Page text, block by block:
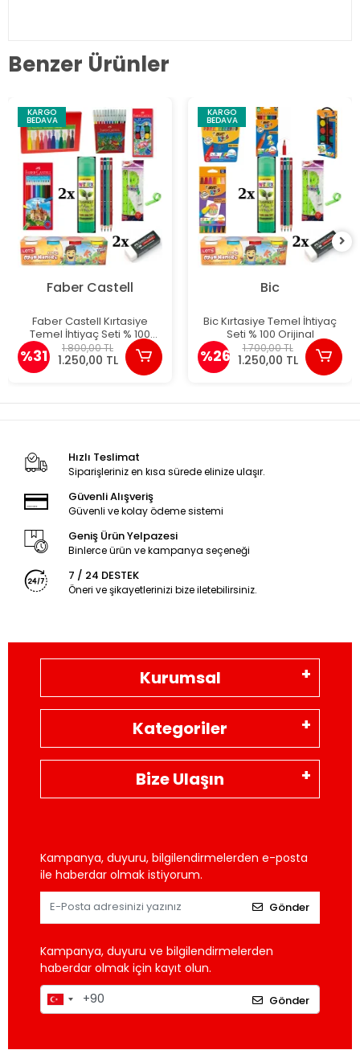
Benzer Ürünler
KARGO
BEDAVA
Faber Castell
Faber Castell Kırtasiye
Temel İhtiyaç Seti % 100
Orijinal
%31 1.800,00 TL
1.250,00 TL
KARGO
BEDAVA
Bic
Bic Kırtasiye Temel İhtiyaç
Seti % 100 Orijinal
%26 1.700,00 TL
1.250,00 TL
Hızlı Teslimat
Siparişleriniz en kısa sürede elinize ulaşır.
Güvenli Alışveriş
Güvenli ve kolay ödeme sistemi
Geniş Ürün Yelpazesi
Binlerce ürün ve kampanya seçeneği
7 / 24 DESTEK
Öneri ve şikayetlerinizi bize iletebilirsiniz.
Kurumsal
Kategoriler
Bize Ulaşın
Kampanya, duyuru, bilgilendirmelerden e-posta
ile haberdar olmak istiyorum.
Gönder
Kampanya, duyuru ve bilgilendirmelerden
haberdar olmak için kayıt olun.
Gönder